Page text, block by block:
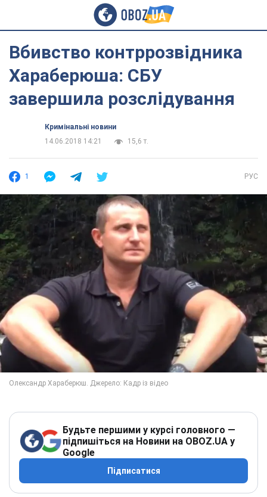
Вбивство контррозвідника
Хараберюша: СБУ
завершила розслідування
Кримінальні новини
14.06.2018 14:21
15,6 т.
1 РУС
Будьте першими у курсі головного —
підпишіться на Новини на OBOZ.UA у
Google
Підписатися